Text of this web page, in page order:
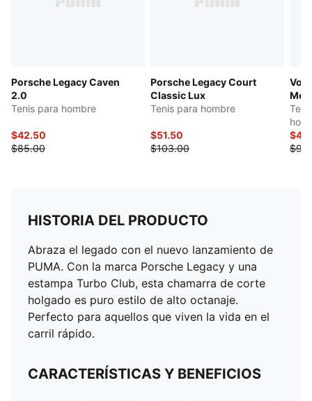
Porsche Legacy Caven
2.0
Tenis para hombre
$42.50
$85.00
Porsche Legacy Court
Classic Lux
Tenis para hombre
$51.50
$103.00
HISTORIA DEL PRODUCTO
Abraza el legado con el nuevo lanzamiento de
PUMA. Con la marca Porsche Legacy y una
estampa Turbo Club, esta chamarra de corte
holgado es puro estilo de alto octanaje.
Perfecto para aquellos que viven la vida en el
carril rápido.
CARACTERÍSTICAS Y BENEFICIOS